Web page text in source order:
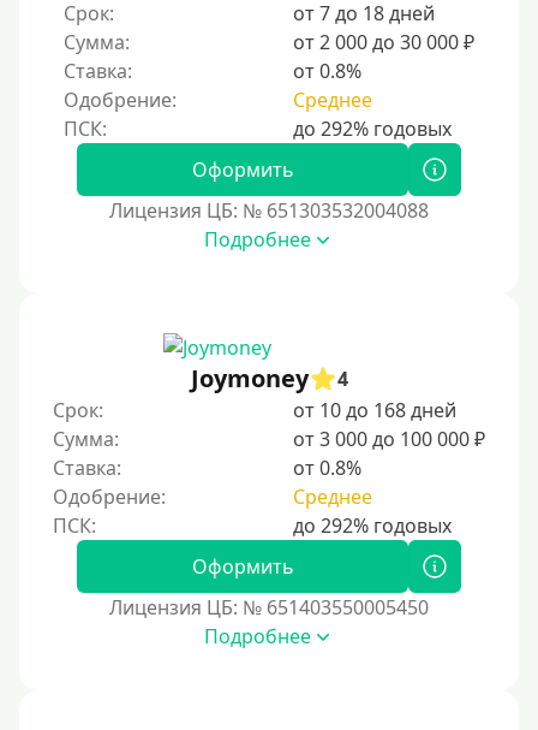
ответственное финансовое поведение поможет
восстановить доверие кредиторов.
Для погашения других кредитов
До зарплаты
Для бизнеса
По загранпаспорту
По военному билету
По водительскому удостоверению
По СНИЛСу
Без СНИЛСа
По паспорту
Срок:
от 7 до 18 дней
Сумма:
от 2 000 до 30 000 ₽
Ставка:
от 0.8%
Одобрение:
Среднее
Оформить
Лицензия ЦБ: № 651303532004088
Подробнее
Joymoney
4
Срок:
от 10 до 168 дней
Сумма:
от 3 000 до 100 000 ₽
Ставка:
от 0.8%
Одобрение:
Среднее
Оформить
Лицензия ЦБ: № 651403550005450
Подробнее